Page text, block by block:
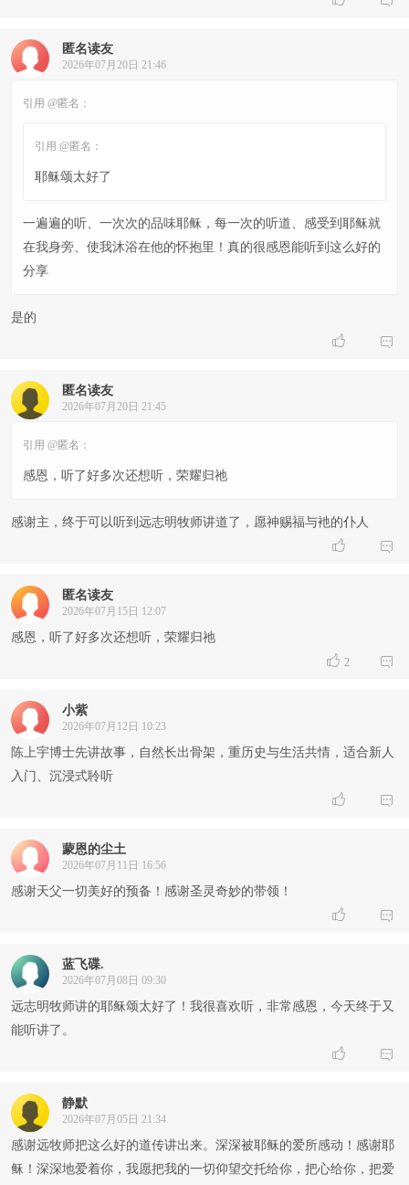
匿名读友
2026年07月20日 21:46
引用 @匿名：
引用 @匿名：
耶稣颂太好了
一遍遍的听、一次次的品味耶稣，每一次的听道、感受到耶稣就
在我身旁、使我沐浴在他的怀抱里！真的很感恩能听到这么好的
分享
是的
 
匿名读友
2026年07月20日 21:45
引用 @匿名：
感恩，听了好多次还想听，荣耀归祂
感谢主，终于可以听到远志明牧师讲道了，愿神赐福与衪的仆人
 
匿名读友
2026年07月15日 12:07
感恩，听了好多次还想听，荣耀归祂
 2 
小紫
2026年07月12日 10:23
陈上宇博士先讲故事，自然长出骨架，重历史与生活共情，适合新人
入门、沉浸式聆听
 
蒙恩的尘土
2026年07月11日 16:56
感谢天父一切美好的预备！感谢圣灵奇妙的带领！
 
蓝飞碟.
2026年07月08日 09:30
远志明牧师讲的耶稣颂太好了！我很喜欢听，非常感恩，今天终于又
能听讲了。
 
静默
2026年07月05日 21:34
感谢远牧师把这么好的道传讲出来。深深被耶稣的爱所感动！感谢耶
稣！深深地爱着你，我愿把我的一切仰望交托给你，把心给你，把爱